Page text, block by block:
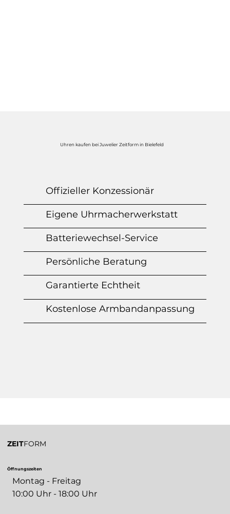
Uhren kaufen bei Juwelier Zeitform in Bielefeld
Offizieller Konzessionär
Eigene Uhrmacherwerkstatt
Batteriewechsel-Service
Persönliche Beratung
Garantierte Echtheit
Kostenlose Armbandanpassung
ZEITFORM
Öffnungszeiten
Montag - Freitag
10:00 Uhr - 18:00 Uhr